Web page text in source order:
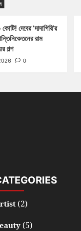
দেবের ‘দাদাগিরি’র
রাম
গল্প
0
(2)
(5)